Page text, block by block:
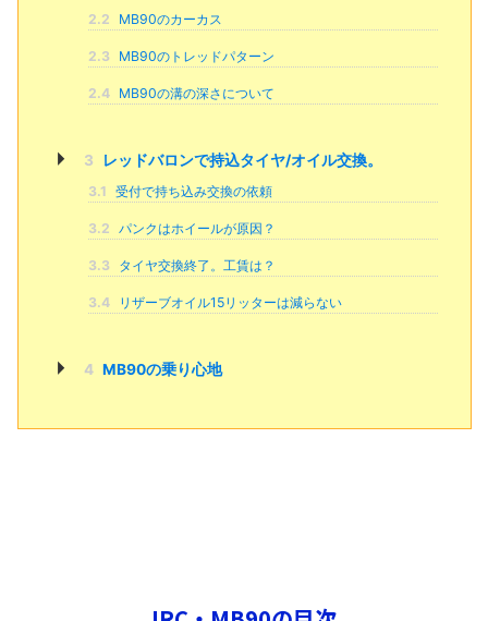
2.2 MB90のカーカス
2.3 MB90のトレッドパターン
2.4 MB90の溝の深さについて
3 レッドバロンで持込タイヤ/オイル交換。
3.1 受付で持ち込み交換の依頼
3.2 パンクはホイールが原因？
3.3 タイヤ交換終了。工賃は？
3.4 リザーブオイル15リッターは減らない
4 MB90の乗り心地